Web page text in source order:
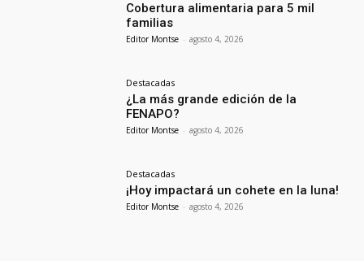
Cobertura alimentaria para 5 mil
familias
Editor Montse - agosto 4, 2026
Destacadas
¿La más grande edición de la
FENAPO?
Editor Montse - agosto 4, 2026
Destacadas
¡Hoy impactará un cohete en la luna!
Editor Montse - agosto 4, 2026